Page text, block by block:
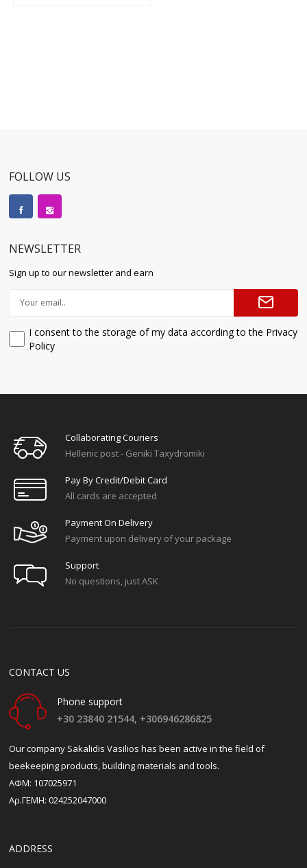
FOLLOW US
NEWSLETTER
Sign up to our newsletter and earn
I consent to the storage of my data according to the Privacy
Policy
Collaborating Couriers
Hellenic post - Geniki Taxydromiki
Pay By Credit/debit Card
All cards are accepted
Payment On Delivery
Payment upon delivery of your package
Support
No questions, just ASK
CONTACT US
Phone support
+30 23840 21544, +306946286825
Our company Sakalidis Vasilios has been active in the field of
beekeeping products, building materials and tools.
ΑΦΜ: 107025971
Αρ.ΓΕΜΗ: 024252047000
ADDRESS